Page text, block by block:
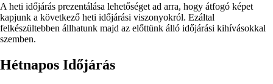
A heti időjárás prezentálása lehetőséget ad arra, hogy átfogó képet
kapjunk a következő heti időjárási viszonyokról. Ezáltal
felkészültebben állhatunk majd az előttünk álló időjárási kihívásokkal
szemben.
Hétnapos Időjárás